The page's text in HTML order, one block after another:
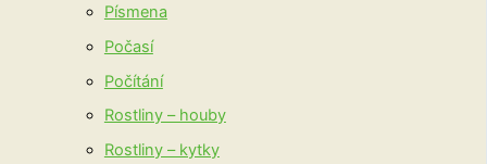
Písmena
Počasí
Počítání
Rostliny – houby
Rostliny – kytky